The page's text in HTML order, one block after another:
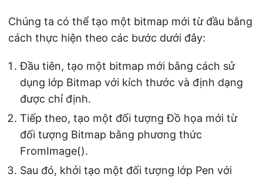
Chúng ta có thể tạo một bitmap mới từ đầu bằng
cách thực hiện theo các bước dưới đây:
Đầu tiên, tạo một bitmap mới bằng cách sử
dụng lớp Bitmap với kích thước và định dạng
được chỉ định.
Tiếp theo, tạo một đối tượng Đồ họa mới từ
đối tượng Bitmap bằng phương thức
FromImage().
Sau đó, khởi tạo một đối tượng lớp Pen với